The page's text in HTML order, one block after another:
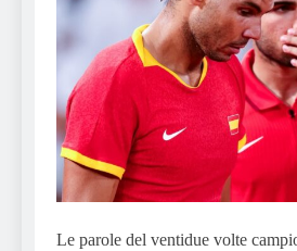
Le parole del ventidue volte